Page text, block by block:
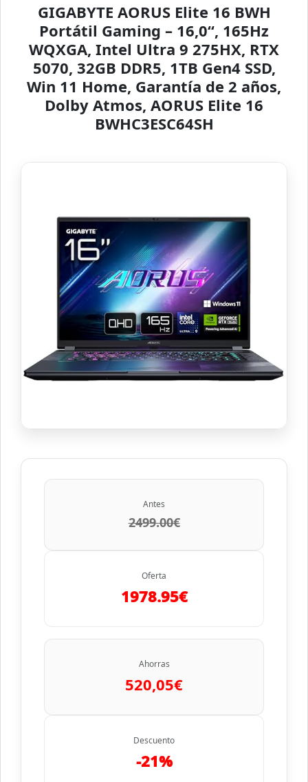
GIGABYTE AORUS Elite 16 BWH
Portátil Gaming – 16,0“, 165Hz
WQXGA, Intel Ultra 9 275HX, RTX
5070, 32GB DDR5, 1TB Gen4 SSD,
Win 11 Home, Garantía de 2 años,
Dolby Atmos, AORUS Elite 16
BWHC3ESC64SH
Antes
2499.00€
Oferta
1978.95€
Ahorras
520,05€
Descuento
-21%